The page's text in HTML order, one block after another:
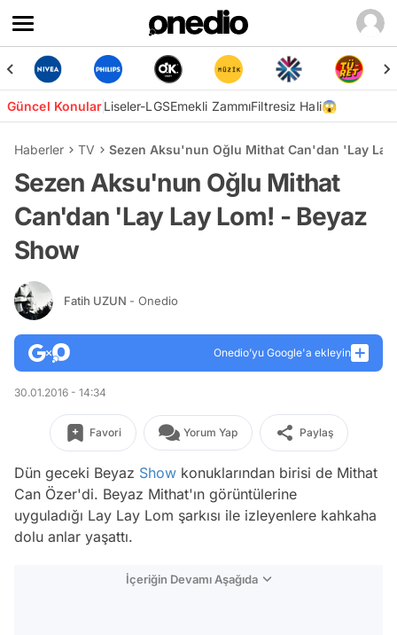
Güncel KonularLiseler-LGSEmekli ZammıFiltresiz Hali😱
Haberler TV Sezen Aksu'nun Oğlu Mithat Can'dan 'Lay
Sezen Aksu'nun Oğlu Mithat
Can'dan 'Lay Lay Lom! - Beyaz
Show
Fatih UZUN - Onedio
Onedio’yu Google'a ekleyin
30.01.2016 - 14:34
Favori Yorum Yap Paylaş
Dün geceki Beyaz Show konuklarından birisi de Mithat
Can Özer'di. Beyaz Mithat'ın görüntülerine
uyguladığı Lay Lay Lom şarkısı ile izleyenlere kahkaha
dolu anlar yaşattı.
İçeriğin Devamı Aşağıda